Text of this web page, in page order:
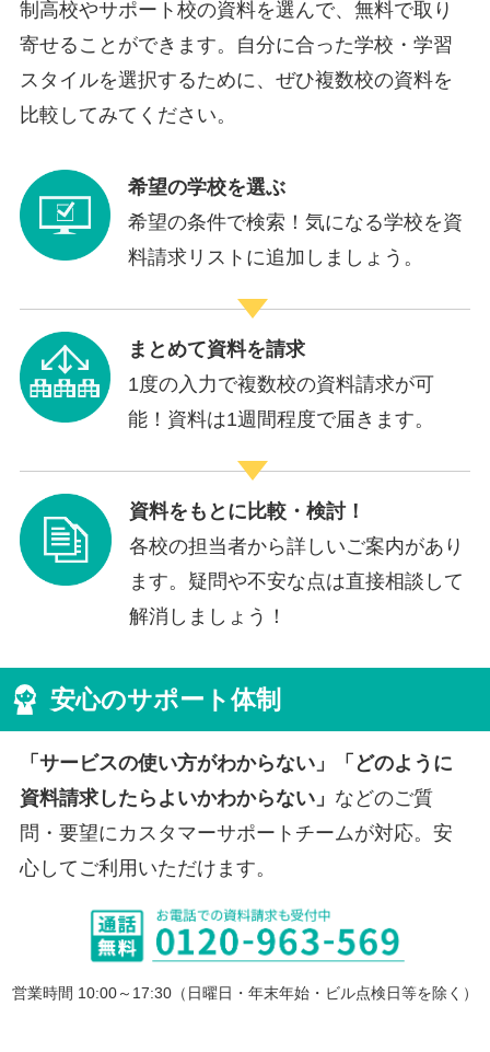
制高校やサポート校の資料を選んで、無料で取り
寄せることができます。自分に合った学校・学習
スタイルを選択するために、ぜひ複数校の資料を
比較してみてください。
希望の学校を選ぶ
希望の条件で検索！気になる学校を資
料請求リストに追加しましょう。
まとめて資料を請求
1度の入力で複数校の資料請求が可
能！資料は1週間程度で届きます。
資料をもとに比較・検討！
各校の担当者から詳しいご案内があり
ます。疑問や不安な点は直接相談して
解消しましょう！
安心のサポート体制
「サービスの使い方がわからない」「どのように
資料請求したらよいかわからない」 などのご質
問・要望にカスタマーサポートチームが対応。安
心してご利用いただけます。
営業時間 10:00～17:30（日曜日・年末年始・ビル点検日等を除く）